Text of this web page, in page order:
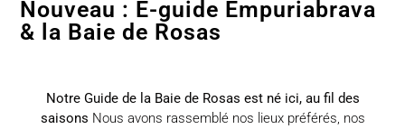
Nouveau : E-guide Empuriabrava
& la Baie de Rosas
Notre Guide de la Baie de Rosas est né ici, au fil des
saisons Nous avons rassemblé nos lieux préférés, nos